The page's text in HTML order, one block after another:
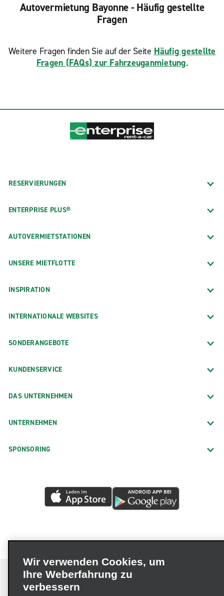
Autovermietung Bayonne - Häufig gestellte
Fragen
Weitere Fragen finden Sie auf der Seite Häufig gestellte
Fragen (FAQs) zur Fahrzeuganmietung.
RESERVIERUNGEN
ENTERPRISE PLUS®
AUTOVERMIETSTATIONEN
UNSERE MIETFLOTTE
INSPIRATION
INTERNATIONALE WEBSITES
SONDERANGEBOTE
KUNDENSERVICE
DAS UNTERNEHMEN
UNTERNEHMEN
SPONSORING
Wir verwenden Cookies, um
Ihre Weberfahrung zu
verbessern